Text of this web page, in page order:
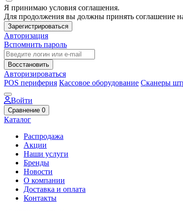
Я принимаю условия соглашения.
Для продолжения вы должны принять соглашение
Зарегистрироваться
Авторизация
Вспомнить пароль
Восстановить
Авторизироваться
POS периферия Кассовое оборудование Сканеры
Войти
Сравнение 0
Каталог
Распродажа
Акции
Наши услуги
Бренды
Новости
О компании
Доставка и оплата
Контакты